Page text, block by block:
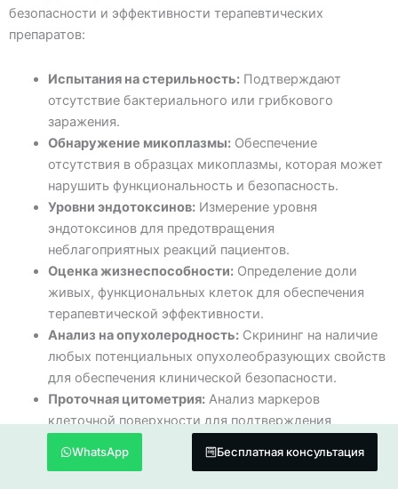
безопасности и эффективности терапевтических
препаратов:
Испытания на стерильность:Подтверждают
отсутствие бактериального или грибкового
заражения.
Обнаружение микоплазмы:Обеспечение
отсутствия в образцах микоплазмы, которая может
нарушить функциональность и безопасность.
Уровни эндотоксинов:Измерение уровня
эндотоксинов для предотвращения
неблагоприятных реакций пациентов.
Оценка жизнеспособности:Определение доли
живых, функциональных клеток для обеспечения
терапевтической эффективности.
Анализ на опухолеродность:Скрининг на наличие
любых потенциальных опухолеобразующих свойств
для обеспечения клинической безопасности.
Проточная цитометрия:Анализ маркеров
клеточной поверхности для подтверждения
Мониторинг окружающей среды:
Постоянное
WhatsApp Бесплатная консультация